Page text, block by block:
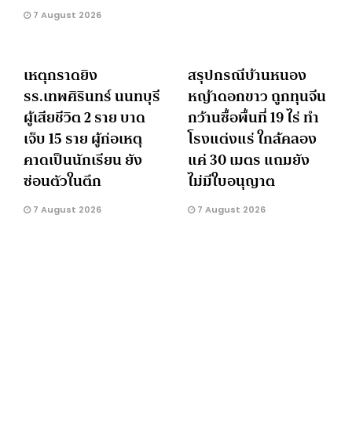
7 August 2026
เหตุกราดยิง
รร.เทพศิรินทร์ นนทบุรี
ผู้เสียชีวิต 2 ราย บาด
เจ็บ 15 ราย ผู้ก่อเหตุ
คาดเป็นนักเรียน ยัง
ซ่อนตัวในตึก
7 August 2026
สรุปกรณีบ้านหนอง
หญ้าดอกขาว ถูกทุนจีน
กว้านซื้อพื้นที่ 19 ไร่ ทำ
โรงแต่งแร่ ใกล้คลอง
แค่ 30 เมตร แถมยัง
ไม่มีใบอนุญาต
7 August 2026